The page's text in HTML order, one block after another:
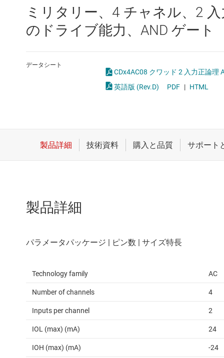
インターフェイス
オーディオ、ハプティクス、および
スイッチ/マルチプレクサ
専用ロ
構成可
ミリタリー、4 チャネル、2
のドライブ能力、AND ゲート
データシート
CDx4AC08 クワッド 2 入力正論理
英語版 (Rev.D)
PDF | HTML
製品詳細
Technology family AC
Number of channels 4
Inputs per channel 2
IOL (max) (mA) 24
IOH (max) (mA) -24